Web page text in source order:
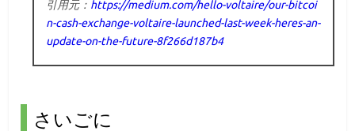
引用元： https://medium.com/hello-voltaire/our-bitcoi
n-cash-exchange-voltaire-launched-last-week-heres-an-
update-on-the-future-8f266d187b4
さいごに